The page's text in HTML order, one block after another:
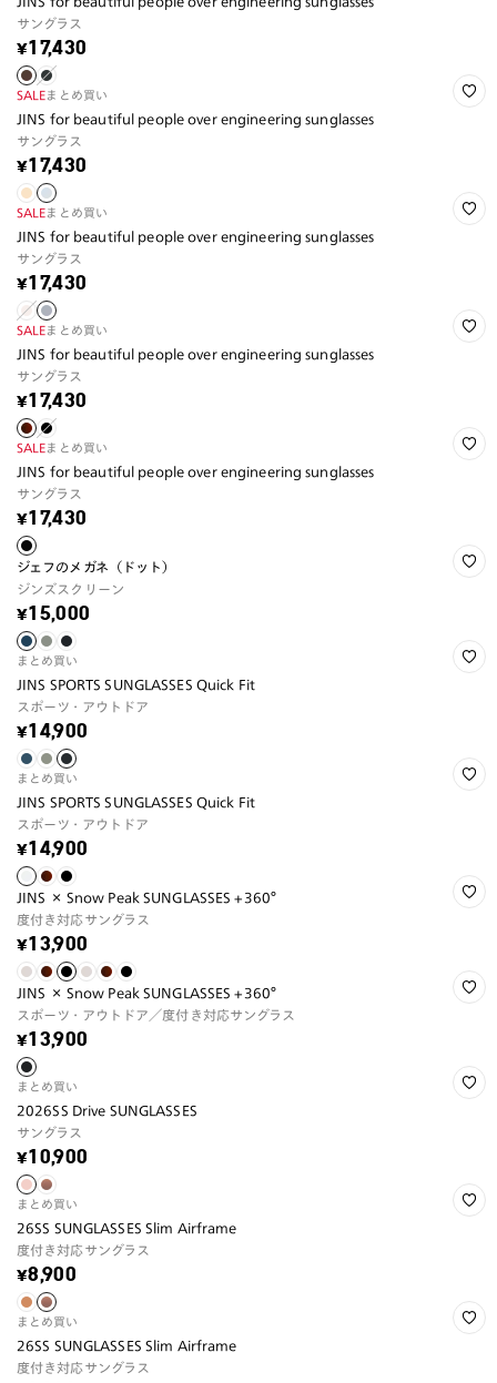
サングラス
¥17,430
SALEまとめ買い
JINS for beautiful people over engineering sunglasses
サングラス
¥17,430
SALEまとめ買い
JINS for beautiful people over engineering sunglasses
サングラス
¥17,430
SALEまとめ買い
JINS for beautiful people over engineering sunglasses
サングラス
¥17,430
SALEまとめ買い
JINS for beautiful people over engineering sunglasses
サングラス
¥17,430
ジェフのメガネ（ドット）
ジンズスクリーン
¥15,000
まとめ買い
JINS SPORTS SUNGLASSES Quick Fit
スポーツ・アウトドア
¥14,900
まとめ買い
JINS SPORTS SUNGLASSES Quick Fit
スポーツ・アウトドア
¥14,900
JINS × Snow Peak SUNGLASSES +360°
度付き対応サングラス
¥13,900
JINS × Snow Peak SUNGLASSES +360°
スポーツ・アウトドア／度付き対応サングラス
¥13,900
まとめ買い
2026SS Drive SUNGLASSES
サングラス
¥10,900
まとめ買い
26SS SUNGLASSES Slim Airframe
度付き対応サングラス
¥8,900
まとめ買い
26SS SUNGLASSES Slim Airframe
度付き対応サングラス